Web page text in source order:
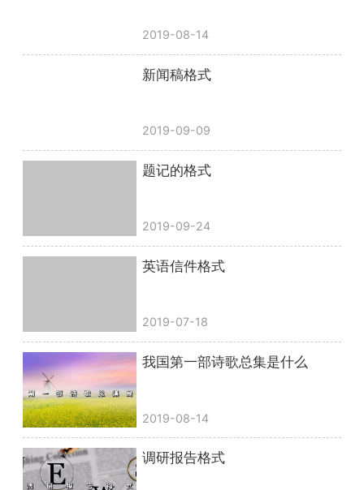
2019-08-14
新闻稿格式
2019-09-09
题记的格式
2019-09-24
英语信件格式
2019-07-18
我国第一部诗歌总集是什么
2019-08-14
调研报告格式